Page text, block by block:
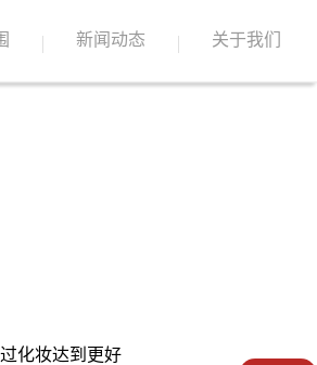
新闻动态 关于我们
化妆达到更好